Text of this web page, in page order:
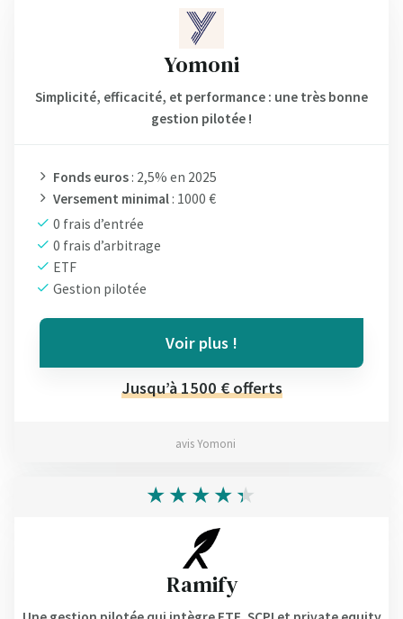
Yomoni
Simplicité, efficacité, et performance : une très bonne
gestion pilotée !
Fonds euros : 2,5% en 2025
Versement minimal : 1000 €
0 frais d’entrée
0 frais d’arbitrage
ETF
Gestion pilotée
Voir plus !
Jusqu’à 1500 € offerts
avis Yomoni
Ramify